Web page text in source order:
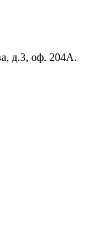
д.3, оф. 204А.